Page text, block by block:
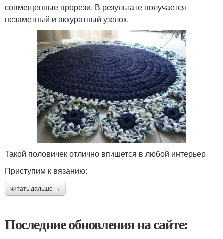
совмещенные прорези. В результате получается
незаметный и аккуратный узелок.
Такой половичек отлично впишется в любой интерьер
Приступим к вязанию:
читать дальше →
Последние обновления на сайте: